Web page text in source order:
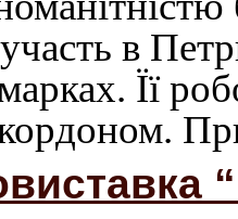
в
Її
кордоном.